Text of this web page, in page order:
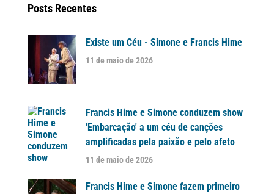
Posts Recentes
Existe um Céu - Simone e Francis Hime
11 de maio de 2026
Francis Hime e Simone conduzem show
'Embarcação' a um céu de canções
amplificadas pela paixão e pelo afeto
11 de maio de 2026
Francis Hime e Simone fazem primeiro